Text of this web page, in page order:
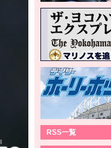
RSS一覧